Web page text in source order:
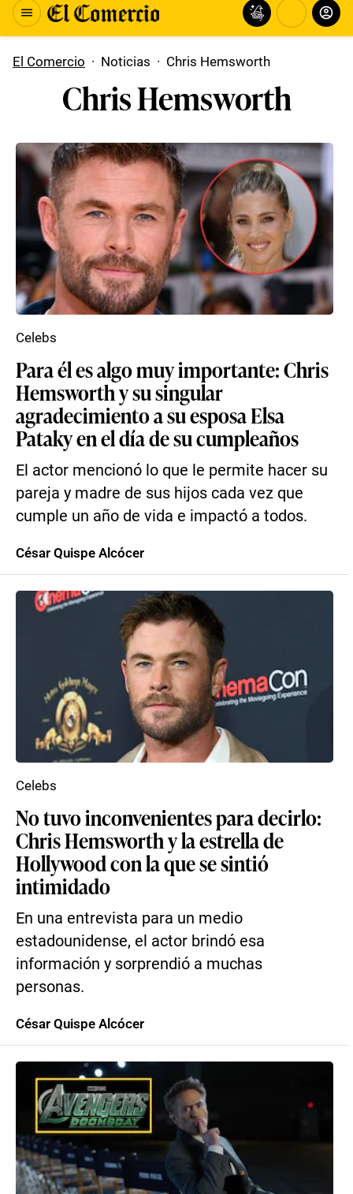
El Comercio · Noticias · Chris Hemsworth
Chris Hemsworth
Para él es algo muy importante: Chris
Hemsworth y su singular
agradecimiento a su esposa Elsa
Pataky en el día de su cumpleaños
El actor mencionó lo que le permite hacer su
pareja y madre de sus hijos cada vez que
cumple un año de vida e impactó a todos.
Celebs
César Quispe Alcócer
No tuvo inconvenientes para decirlo:
Chris Hemsworth y la estrella de
Hollywood con la que se sintió
intimidado
En una entrevista para un medio
estadounidense, el actor brindó esa
información y sorprendió a muchas
personas.
Celebs
César Quispe Alcócer